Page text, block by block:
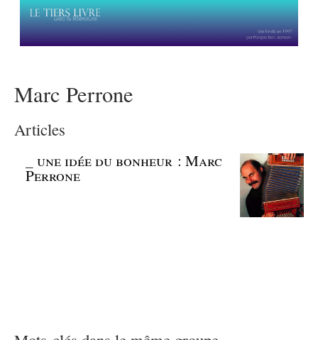
Marc Perrone
Articles
_une idée du bonheur : Marc
Perrone